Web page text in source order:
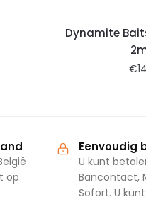
Dynamite
€
op
Eenvoudig
U kunt
Bancontact,
Sofort. U